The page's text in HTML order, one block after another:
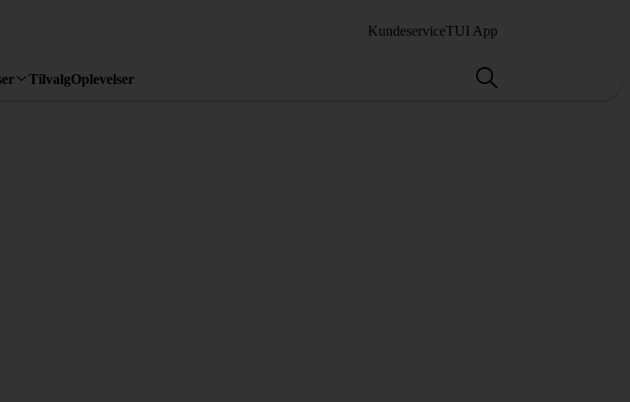
KundeserviceTUI App
TilvalgOplevelser